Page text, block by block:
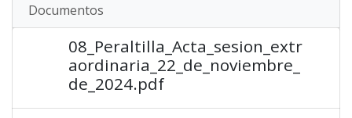
Documentos
08_Peraltilla_Acta_sesion_extr
aordinaria_22_de_noviembre_
de_2024.pdf